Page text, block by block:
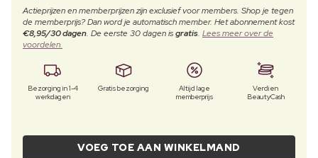
Actieprijzen en memberprijzen zijn exclusief voor members. Shop je tegen
de memberprijs? Dan word je automatisch member. Het abonnement kost
€8,95/30 dagen. De eerste 30 dagen isgratis. Lees meer over de
voordelen.
Bezorging in 1-4
werkdagen
Gratis bezorging
Altijd lage
memberprijs
Verdien
BeautyCash
VOEG TOE AAN WINKELMAND